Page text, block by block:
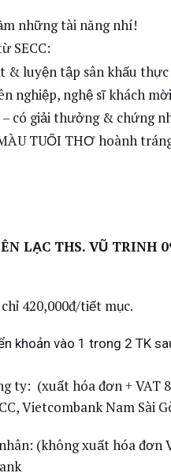
những tài năng nhí!
SECC:
& luyện tập sân khấu
nghiệp, nghệ sĩ khách mời
có giải thưởng & chứng
TUỔI THƠ hoành
LẠC THS. VŨ TRINH
420,000đ/tiết mục.
khoản vào 1 trong 2 TK
ty: (xuất hóa đơn + VAT
Vietcombank Nam Sài
(không xuất hóa đơn